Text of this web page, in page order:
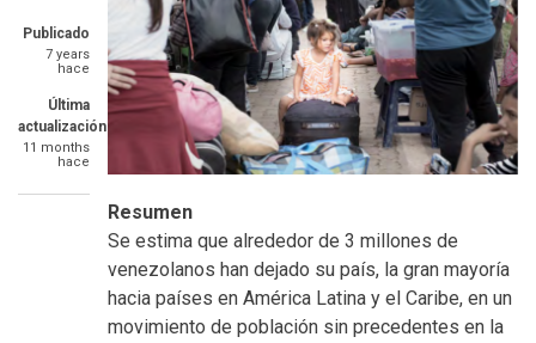
Publicado
7 years
hace
Última
actualización
11 months
hace
Resumen
Se estima que alrededor de 3 millones de
venezolanos han dejado su país, la gran mayoría
hacia países en América Latina y el Caribe, en un
movimiento de población sin precedentes en la